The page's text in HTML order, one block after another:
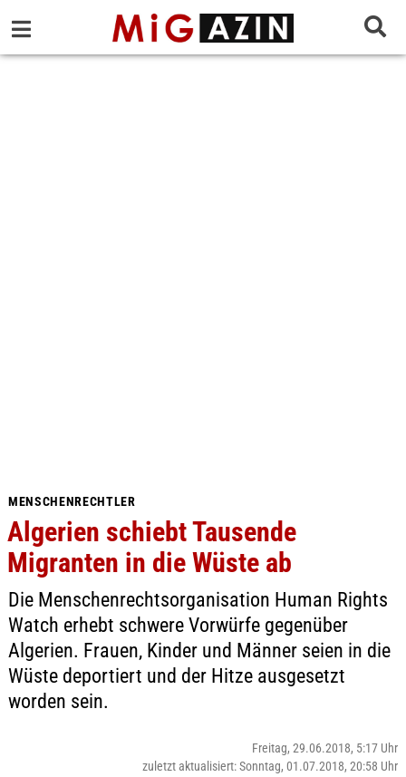
MENSCHENRECHTLER
Algerien schiebt Tausende
Migranten in die Wüste ab
Die Menschenrechtsorganisation Human Rights
Watch erhebt schwere Vorwürfe gegenüber
Algerien. Frauen, Kinder und Männer seien in die
Wüste deportiert und der Hitze ausgesetzt
worden sein.
Freitag, 29.06.2018, 5:17 Uhr
zuletzt aktualisiert: Sonntag, 01.07.2018, 20:58 Uhr